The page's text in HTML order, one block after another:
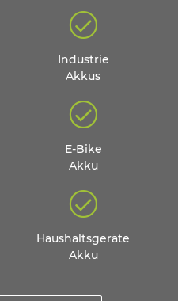
Industrie
Akkus
E-Bike
Akku
Haushaltsgeräte
Akku